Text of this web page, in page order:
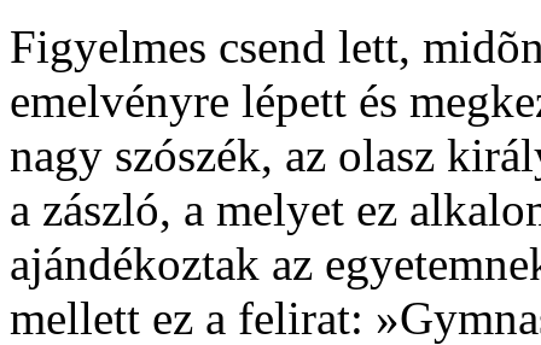
Figyelmes csend lett,
emelvényre lépett és
nagy szószék, az olasz
a zászló, a melyet ez
ajándékoztak az
mellett ez a felirat: